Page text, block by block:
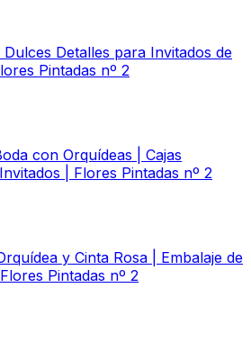
Detalles para Invitados de
Pintadas nº 2
con Orquídeas | Cajas
| Flores Pintadas nº 2
y Cinta Rosa | Embalaje de
Pintadas nº 2